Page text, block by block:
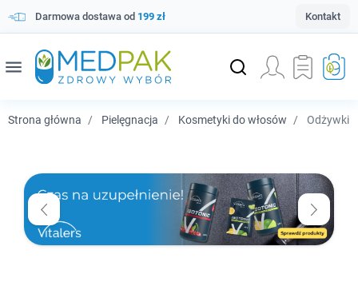
Darmowa dostawa od 199 zł Kontakt
menu
Strona główna Pielęgnacja Kosmetyki do włosów Odżywki